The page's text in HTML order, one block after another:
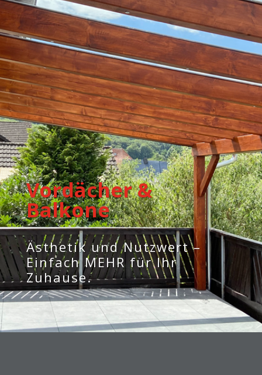
Vordächer &
Balkone
Ästhetik und Nutzwert –
Einfach MEHR für Ihr
Zuhause.